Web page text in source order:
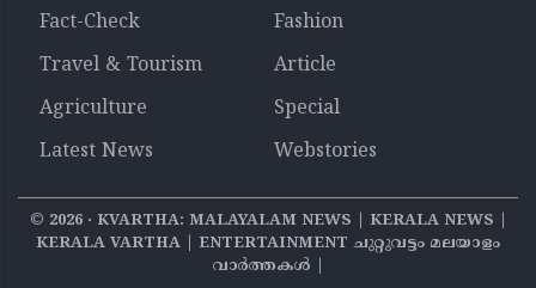
Fact-Check
Fashion
Travel & Tourism
Article
Agriculture
Special
Latest News
Webstories
© 2026‧ KVARTHA: MALAYALAM NEWS | KERALA NEWS |
KERALA VARTHA | ENTERTAINMENT ചുറ്റുവട്ടം മലയാളം
വാര്‍ത്തകൾ |